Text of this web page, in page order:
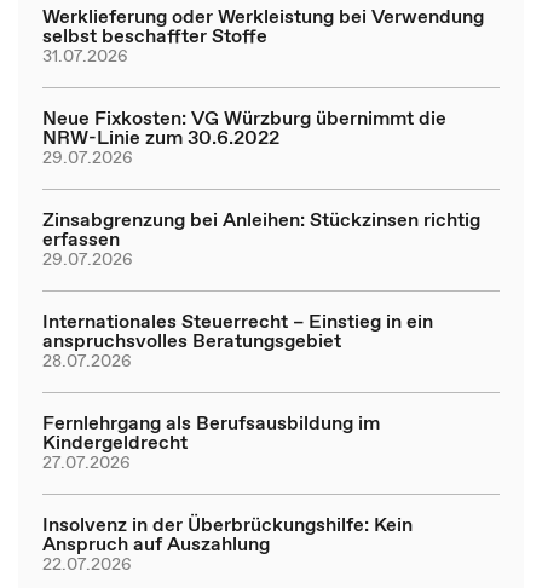
Werklieferung oder Werkleistung bei Verwendung
selbst beschaffter Stoffe
31.07.2026
Neue Fixkosten: VG Würzburg übernimmt die
NRW-Linie zum 30.6.2022
29.07.2026
Zinsabgrenzung bei Anleihen: Stückzinsen richtig
erfassen
29.07.2026
Internationales Steuerrecht – Einstieg in ein
anspruchsvolles Beratungsgebiet
28.07.2026
Fernlehrgang als Berufsausbildung im
Kindergeldrecht
27.07.2026
Insolvenz in der Überbrückungshilfe: Kein
Anspruch auf Auszahlung
22.07.2026